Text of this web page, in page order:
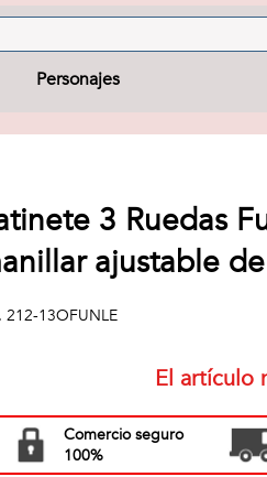
Personajes
3 Ruedas
ajustable
212-13OFUNLE
El artículo
Comercio seguro
100%